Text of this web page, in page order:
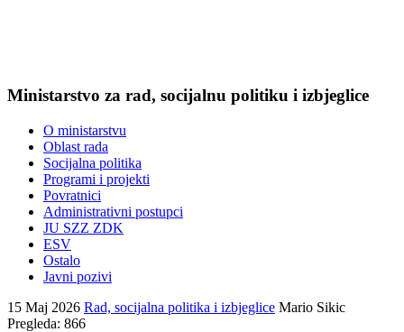
Ministarstvo za rad, socijalnu politiku i izbjeglice
O ministarstvu
Oblast rada
Socijalna politika
Programi i projekti
Povratnici
Administrativni postupci
JU SZZ ZDK
ESV
Ostalo
Javni pozivi
15 Maj 2026 Rad, socijalna politika i izbjeglice Mario Sikic
Pregleda: 866